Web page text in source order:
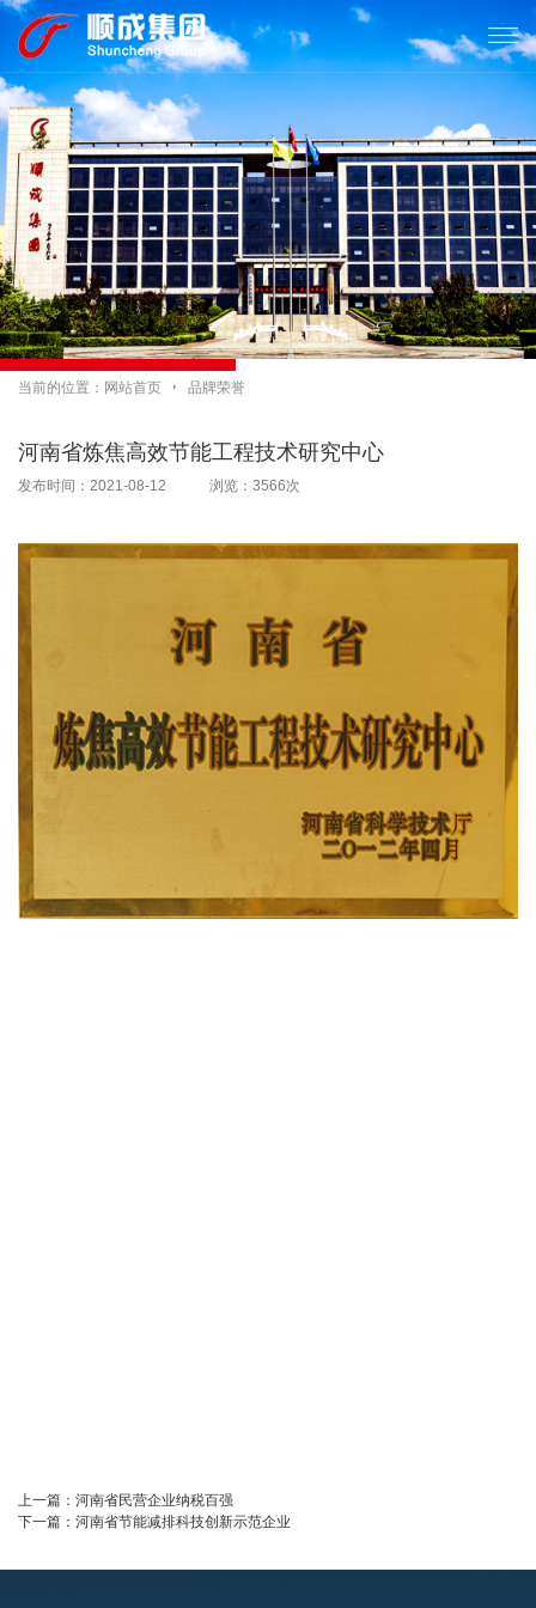

当前的位置： 网站首页  品牌荣誉
河南省炼焦高效节能工程技术研究中心
发布时间：2021-08-12 浏览：3566次
上一篇： 河南省民营企业纳税百强
下一篇： 河南省节能减排科技创新示范企业